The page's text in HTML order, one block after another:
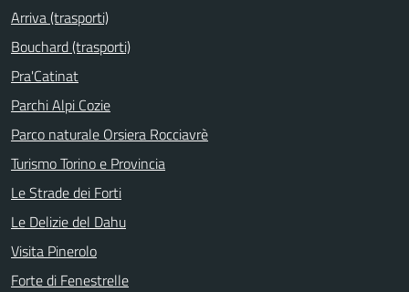
Arriva (trasporti)
Bouchard (trasporti)
Pra'Catinat
Parchi Alpi Cozie
Parco naturale Orsiera Rocciavrè
Turismo Torino e Provincia
Le Strade dei Forti
Le Delizie del Dahu
Visita Pinerolo
Forte di Fenestrelle